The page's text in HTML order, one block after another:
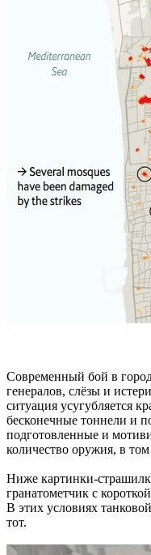
Современный бой в
генералов, слёзы и
ситуация усугубляется
бесконечные тоннели и
подготовленные и
количество оружия, в
Ниже картинки-
гранатометчик с
В этих условиях
тот.